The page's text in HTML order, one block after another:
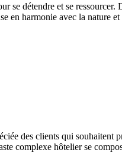
détendre et se
en harmonie avec la nature
des clients qui
complexe hôtelier se